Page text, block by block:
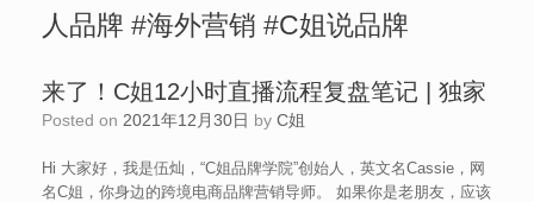
人品牌 #海外营销 #C姐说品牌
来了！C姐12小时直播流程复盘笔记 | 独家
Posted on 2021年12月30日 by C姐
Hi 大家好，我是伍灿，“C姐品牌学院”创始人，英文名Cassie，网
名C姐，你身边的跨境电商品牌营销导师。 如果你是老朋友，应该